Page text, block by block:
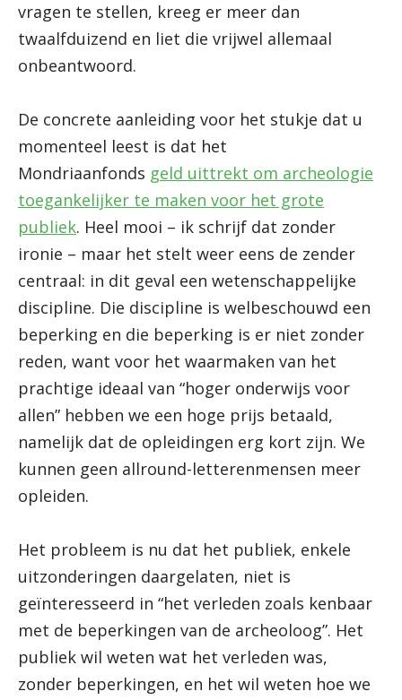
vragen te stellen, kreeg er meer dan
twaalfduizend en liet die vrijwel allemaal
onbeantwoord.
De concrete aanleiding voor het stukje dat u
momenteel leest is dat het
Mondriaanfonds geld uittrekt om archeologie
toegankelijker te maken voor het grote
publiek. Heel mooi – ik schrijf dat zonder
ironie – maar het stelt weer eens de zender
centraal: in dit geval een wetenschappelijke
discipline. Die discipline is welbeschouwd een
beperking en die beperking is er niet zonder
reden, want voor het waarmaken van het
prachtige ideaal van “hoger onderwijs voor
allen” hebben we een hoge prijs betaald,
namelijk dat de opleidingen erg kort zijn. We
kunnen geen allround-letterenmensen meer
opleiden.
Het probleem is nu dat het publiek, enkele
uitzonderingen daargelaten, niet is
geïnteresseerd in “het verleden zoals kenbaar
met de beperkingen van de archeoloog”. Het
publiek wil weten wat het verleden was,
zonder beperkingen, en het wil weten hoe we